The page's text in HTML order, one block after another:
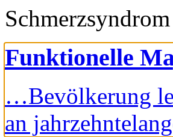
Schmerzsyndrom
Funktionelle
…Bevölkerung
an